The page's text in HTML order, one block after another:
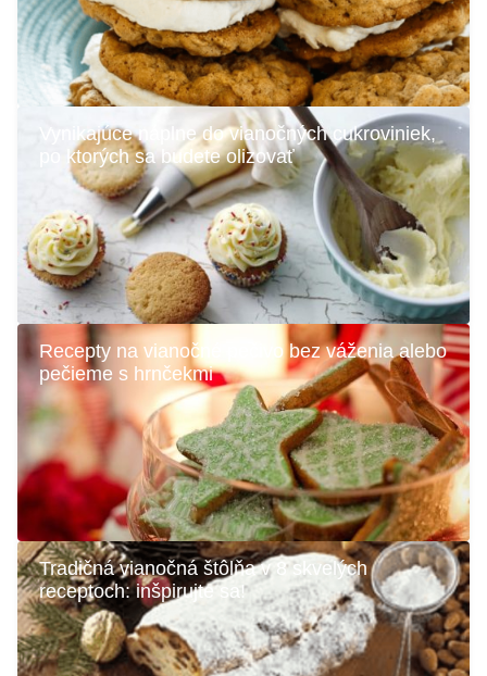
Vynikajúce náplne do vianočných cukroviniek,
po ktorých sa budete olizovať
Recepty na vianočné pečivo bez váženia alebo
pečieme s hrnčekmi
Tradičná vianočná štôlňa v 8 skvelých
receptoch: inšpirujte sa!